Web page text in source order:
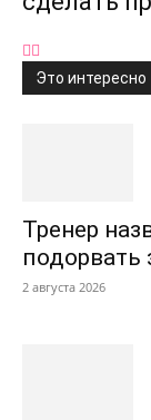
Это интересно
Тренер
подорвать
2 августа 2026